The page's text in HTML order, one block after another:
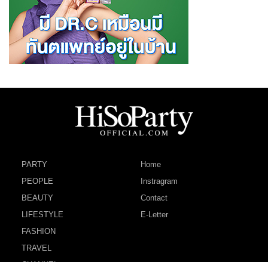
PARTY
PEOPLE
BEAUTY
LIFESTYLE
FASHION
TRAVEL
Home
Instragram
Contact
E-Letter